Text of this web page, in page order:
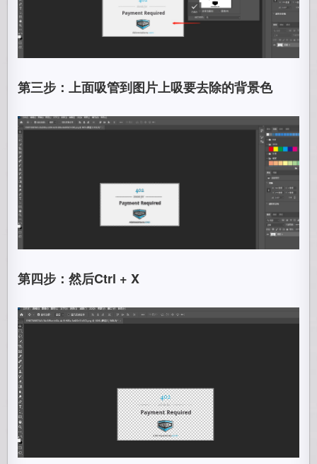
第三步：上面吸管到图片上吸要去除的背景色
第四步：然后Ctrl + X